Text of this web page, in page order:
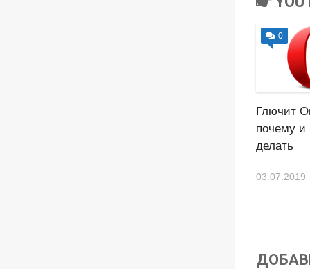
0
Глючит
почему и
делать
03.07.2019